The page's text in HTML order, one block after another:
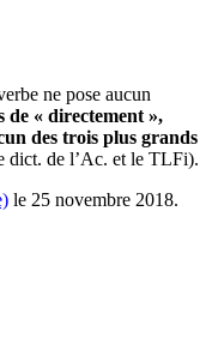
ne pose aucun
de « directement »,
des trois plus grands
dict. de l’Ac. et le TLFi).
le 25 novembre 2018.